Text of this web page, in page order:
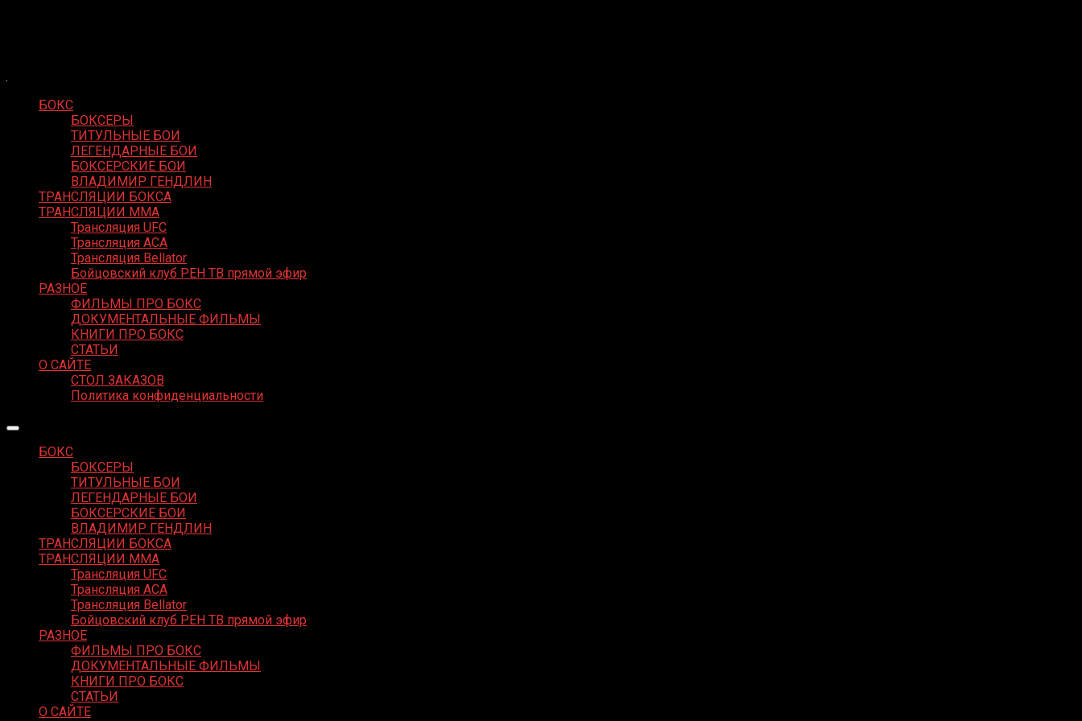
БОКС
БОКСЕРЫ
ТИТУЛЬНЫЕ БОИ
ЛЕГЕНДАРНЫЕ БОИ
БОКСЕРСКИЕ БОИ
ВЛАДИМИР ГЕНДЛИН
ТРАНСЛЯЦИИ БОКСА
ТРАНСЛЯЦИИ MMA
Трансляция UFC
Трансляция ACA
Трансляция Bellator
Бойцовский клуб РЕН ТВ прямой эфир
РАЗНОЕ
ФИЛЬМЫ ПРО БОКС
ДОКУМЕНТАЛЬНЫЕ ФИЛЬМЫ
КНИГИ ПРО БОКС
СТАТЬИ
О САЙТЕ
СТОЛ ЗАКАЗОВ
Политика конфиденциальности
БОКС
БОКСЕРЫ
ТИТУЛЬНЫЕ БОИ
ЛЕГЕНДАРНЫЕ БОИ
БОКСЕРСКИЕ БОИ
ВЛАДИМИР ГЕНДЛИН
ТРАНСЛЯЦИИ БОКСА
ТРАНСЛЯЦИИ MMA
Трансляция UFC
Трансляция ACA
Трансляция Bellator
Бойцовский клуб РЕН ТВ прямой эфир
РАЗНОЕ
ФИЛЬМЫ ПРО БОКС
ДОКУМЕНТАЛЬНЫЕ ФИЛЬМЫ
КНИГИ ПРО БОКС
СТАТЬИ
О САЙТЕ